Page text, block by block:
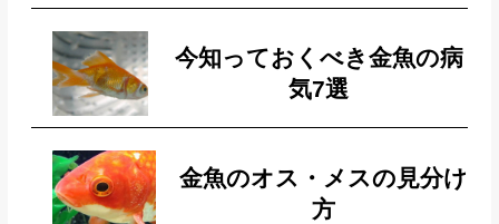
今知っておくべき金魚の病
気7選
金魚のオス・メスの見分け
方